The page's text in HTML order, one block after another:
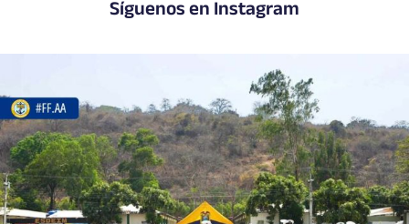
Síguenos en Instagram